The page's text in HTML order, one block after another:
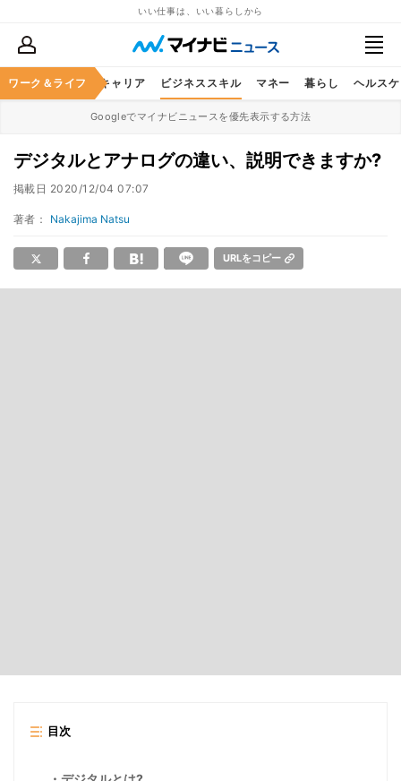
いい仕事は、いい暮らしから
ワーク＆ライフ キャリア ビジネススキル マネー 暮らし ヘルス
Googleでマイナビニュースを優先表示する方法
デジタルとアナログの違い、説明できますか?
掲載日 2020/12/04 07:07
著者： Nakajima Natsu
URLをコピー
目次